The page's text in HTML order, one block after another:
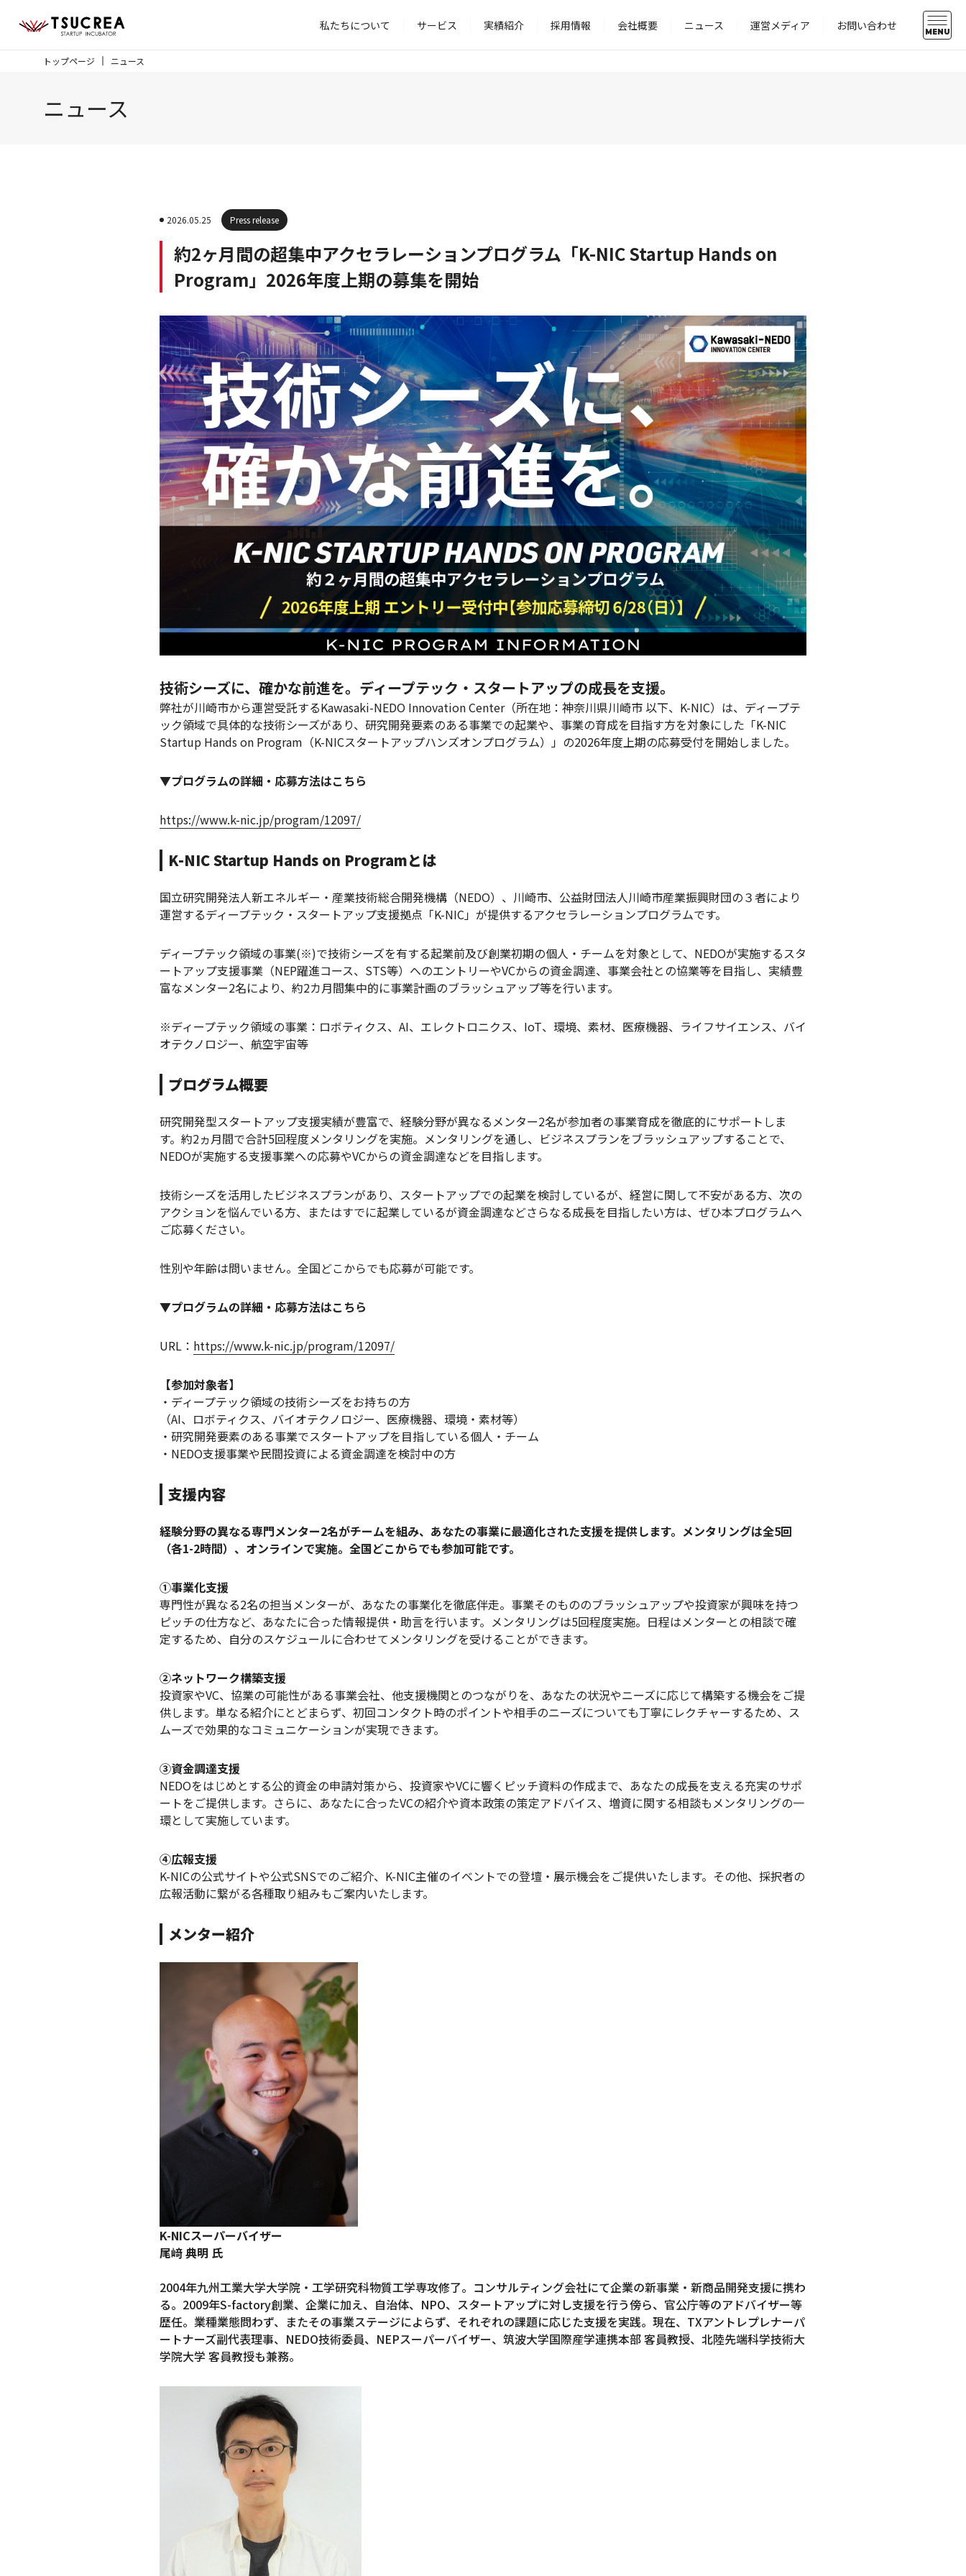
私たちについて サービス 実績紹介 採用情報 会社概要 ニュース 運営メディア お問い合わせ MENU
トップページ ニュース
ニュース
2026.05.25 Press release
約2ヶ月間の超集中アクセラレーションプログラム「K-NIC Startup Hands on
Program」2026年度上期の募集を開始
技術シーズに、確かな前進を。ディープテック・スタートアップの成長を支援。
弊社が川崎市から運営受託するKawasaki-NEDO Innovation Center（所在地：神奈川県川崎市 以下、K-NIC）は、ディープテ
ック領域で具体的な技術シーズがあり、研究開発要素のある事業での起業や、事業の育成を目指す方を対象にした「K-NIC
Startup Hands on Program（K-NICスタートアップハンズオンプログラム）」の2026年度上期の応募受付を開始しました。
▼プログラムの詳細・応募方法はこちら
https://www.k-nic.jp/program/12097/
K-NIC Startup Hands on Programとは
国立研究開発法人新エネルギー・産業技術総合開発機構（NEDO）、川崎市、公益財団法人川崎市産業振興財団の３者により
運営するディープテック・スタートアップ支援拠点「K-NIC」が提供するアクセラレーションプログラムです。
ディープテック領域の事業(※)で技術シーズを有する起業前及び創業初期の個人・チームを対象として、NEDOが実施するスタ
ートアップ支援事業（NEP躍進コース、STS等）へのエントリーやVCからの資金調達、事業会社との協業等を目指し、実績豊
富なメンター2名により、約2カ月間集中的に事業計画のブラッシュアップ等を行います。
※ディープテック領域の事業：ロボティクス、AI、エレクトロニクス、IoT、環境、素材、医療機器、ライフサイエンス、バイ
オテクノロジー、航空宇宙等
プログラム概要
研究開発型スタートアップ支援実績が豊富で、経験分野が異なるメンター2名が参加者の事業育成を徹底的にサポートしま
す。約2ヵ月間で合計5回程度メンタリングを実施。メンタリングを通し、ビジネスプランをブラッシュアップすることで、
NEDOが実施する支援事業への応募やVCからの資金調達などを目指します。
技術シーズを活用したビジネスプランがあり、スタートアップでの起業を検討しているが、経営に関して不安がある方、次の
アクションを悩んでいる方、またはすでに起業しているが資金調達などさらなる成長を目指したい方は、ぜひ本プログラムへ
ご応募ください。
性別や年齢は問いません。全国どこからでも応募が可能です。
▼プログラムの詳細・応募方法はこちら
URL： https://www.k-nic.jp/program/12097/
【参加対象者】
・ディープテック領域の技術シーズをお持ちの方
（AI、ロボティクス、バイオテクノロジー、医療機器、環境・素材等）
・研究開発要素のある事業でスタートアップを目指している個人・チーム
・NEDO支援事業や民間投資による資金調達を検討中の方
支援内容
経験分野の異なる専門メンター2名がチームを組み、あなたの事業に最適化された支援を提供します。メンタリングは全5回
（各1-2時間）、オンラインで実施。全国どこからでも参加可能です。
①事業化支援
専門性が異なる2名の担当メンターが、あなたの事業化を徹底伴走。事業そのもののブラッシュアップや投資家が興味を持つ
ピッチの仕方など、あなたに合った情報提供・助言を行います。メンタリングは5回程度実施。日程はメンターとの相談で確
定するため、自分のスケジュールに合わせてメンタリングを受けることができます。
②ネットワーク構築支援
投資家やVC、協業の可能性がある事業会社、他支援機関とのつながりを、あなたの状況やニーズに応じて構築する機会をご提
供します。単なる紹介にとどまらず、初回コンタクト時のポイントや相手のニーズについても丁寧にレクチャーするため、ス
ムーズで効果的なコミュニケーションが実現できます。
③資金調達支援
NEDOをはじめとする公的資金の申請対策から、投資家やVCに響くピッチ資料の作成まで、あなたの成長を支える充実のサポ
ートをご提供します。さらに、あなたに合ったVCの紹介や資本政策の策定アドバイス、増資に関する相談もメンタリングの一
環として実施しています。
④広報支援
K-NICの公式サイトや公式SNSでのご紹介、K-NIC主催のイベントでの登壇・展示機会をご提供いたします。その他、採択者の
広報活動に繋がる各種取り組みもご案内いたします。
メンター紹介
K-NICスーパーバイザー
尾﨑 典明 氏
2004年九州工業大学大学院・工学研究科物質工学専攻修了。コンサルティング会社にて企業の新事業・新商品開発支援に携わ
る。2009年S-factory創業、企業に加え、自治体、NPO、スタートアップに対し支援を行う傍ら、官公庁等のアドバイザー等
歴任。業種業態問わず、またその事業ステージによらず、それぞれの課題に応じた支援を実践。現在、TXアントレプレナーパ
ートナーズ副代表理事、NEDO技術委員、NEPスーパーバイザー、筑波大学国際産学連携本部 客員教授、北陸先端科学技術大
学院大学 客員教授も兼務。